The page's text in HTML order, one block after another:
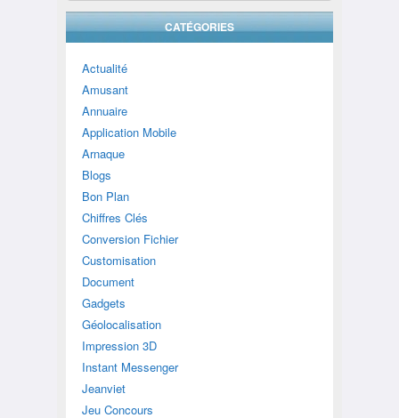
CATÉGORIES
Actualité
Amusant
Annuaire
Application Mobile
Arnaque
Blogs
Bon Plan
Chiffres Clés
Conversion Fichier
Customisation
Document
Gadgets
Géolocalisation
Impression 3D
Instant Messenger
Jeanviet
Jeu Concours